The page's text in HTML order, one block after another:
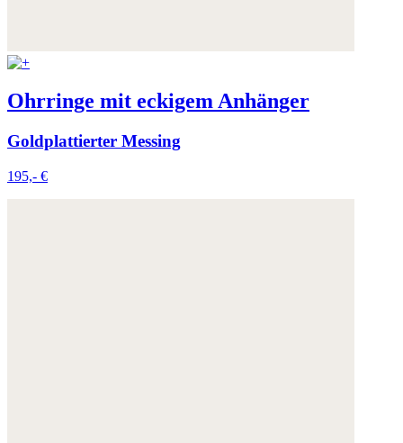
Ohrringe mit eckigem Anhänger
Goldplattierter Messing
195,- €